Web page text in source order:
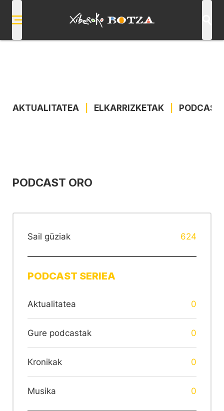
AKTUALITATEA ELKARRIZKETAK
PODCAST ORO
Sail güziak 624
PODCAST SERIEA
Aktualitatea 0
Gure podcastak 0
Kronikak 0
Musika 0